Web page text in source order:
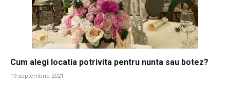
Cum alegi locatia potrivita pentru nunta sau botez?
19 septembrie 2021